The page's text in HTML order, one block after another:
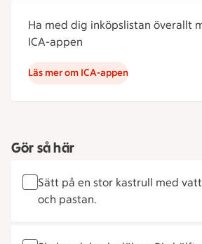
Ha med dig inköpslistan överallt
ICA-appen
Läs mer om ICA-appen
Gör så här
Sätt på en stor kastrull med
och pastan.